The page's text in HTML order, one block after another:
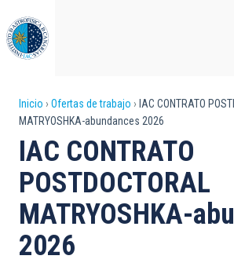
al
contenido
principal
Sobrescribir
enlaces
de
ayuda
a
la
Inicio Ofertas de trabajo
IAC CONTRATO
MATRYOSHKA-abundances 2026
IAC CONTRATO
POSTDOCTORAL
MATRYOSHKA-
2026